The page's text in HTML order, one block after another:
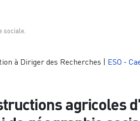
sociale.
à Diriger des Recherches | ESO -
agricoles